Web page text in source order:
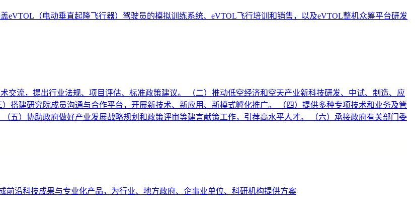
eVTOL（电动垂直起降飞行器）驾驶员的模拟训练系统、eVTOL飞行培训和销售，以及eVTOL整机众筹平台研发
交流，提出行业法规、项目评估、标准政策建议。 （二）推动低空经济和空天产业新科技研发、中试、制造、应
搭建研究院成员沟通与合作平台，开展新技术、新应用、新模式孵化推广。 （四）提供多种专项技术和业务及管
五）协助政府做好产业发展战略规划和政策评审等建言献策工作，引荐高水平人才。 （六）承接政府有关部门委
前沿科技成果与专业化产品，为行业、地方政府、企事业单位、科研机构提供方案